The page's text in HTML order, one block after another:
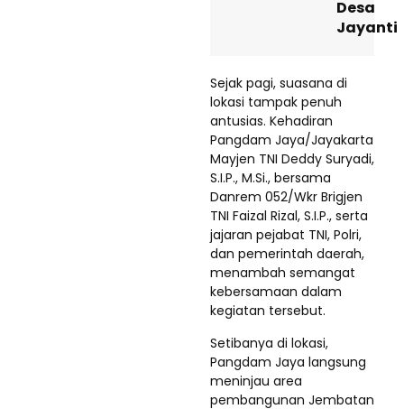
Desa
Jayanti
Sejak pagi, suasana di
lokasi tampak penuh
antusias. Kehadiran
Pangdam Jaya/Jayakarta
Mayjen TNI Deddy Suryadi,
S.I.P., M.Si., bersama
Danrem 052/Wkr Brigjen
TNI Faizal Rizal, S.I.P., serta
jajaran pejabat TNI, Polri,
dan pemerintah daerah,
menambah semangat
kebersamaan dalam
kegiatan tersebut.
Setibanya di lokasi,
Pangdam Jaya langsung
meninjau area
pembangunan Jembatan